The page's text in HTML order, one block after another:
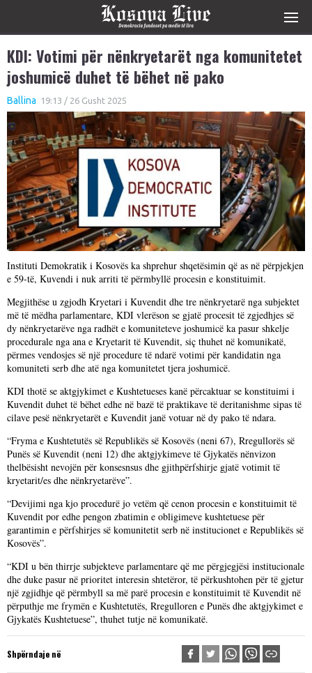
KDI: Votimi për nënkryetarët nga komunitetet
joshumicë duhet të bëhet në pako
Ballina 19:13 / 26 Gusht 2025
Instituti Demokratik i Kosovës ka shprehur shqetësimin që as në përpjekjen
e 59-të, Kuvendi i nuk arriti të përmbyllë procesin e konstituimit.
Megjithëse u zgjodh Kryetari i Kuvendit dhe tre nënkryetarë nga subjektet
më të mëdha parlamentare, KDI vlerëson se gjatë procesit të zgjedhjes së
dy nënkryetarëve nga radhët e komuniteteve joshumicë ka pasur shkelje
procedurale nga ana e Kryetarit të Kuvendit, siç thuhet në komunikatë,
përmes vendosjes së një procedure të ndarë votimi për kandidatin nga
komuniteti serb dhe atë nga komunitetet tjera joshumicë.
KDI thotë se aktgjykimet e Kushtetueses kanë përcaktuar se konstituimi i
Kuvendit duhet të bëhet edhe në bazë të praktikave të deritanishme sipas të
cilave pesë nënkryetarët e Kuvendit janë votuar në dy pako të ndara.
“Fryma e Kushtetutës së Republikës së Kosovës (neni 67), Rregullorës së
Punës së Kuvendit (neni 12) dhe aktgjykimeve të Gjykatës nënvizon
thelbësisht nevojën për konsesnsus dhe gjithpërfshirje gjatë votimit të
kryetarit/es dhe nënkryetarëve”.
“Devijimi nga kjo procedurë jo vetëm që cenon procesin e konstituimit të
Kuvendit por edhe pengon zbatimin e obligimeve kushtetuese për
garantimin e përfshirjes së komunitetit serb në institucionet e Republikës së
Kosovës”.
“KDI u bën thirrje subjekteve parlamentare që me përgjegjësi institucionale
dhe duke pasur në prioritet interesin shtetëror, të përkushtohen për të gjetur
një zgjidhje që përmbyll sa më parë procesin e konstituimit të Kuvendit në
përputhje me frymën e Kushtetutës, Rregulloren e Punës dhe aktgjykimet e
Gjykatës Kushtetuese”, thuhet tutje në komunikatë.
Shpërndaje në